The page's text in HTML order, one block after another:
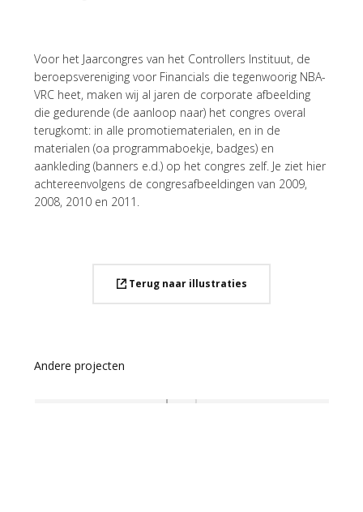
Voor het Jaarcongres van het Controllers Instituut, de
beroepsvereniging voor Financials die tegenwoorig NBA-
VRC heet, maken wij al jaren de corporate afbeelding
die gedurende (de aanloop naar) het congres overal
terugkomt: in alle promotiematerialen, en in de
materialen (oa programmaboekje, badges) en
aankleding (banners e.d.) op het congres zelf. Je ziet hier
achtereenvolgens de congresafbeeldingen van 2009,
2008, 2010 en 2011.
Terug naar illustraties
Andere projecten